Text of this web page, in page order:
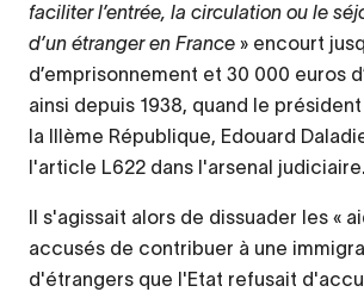
faciliter l’entrée, la circulation ou le
d’un étranger en France » encourt
d’emprisonnement et 30 000 euros
ainsi depuis 1938, quand le
la IIIème République, Edouard
l'article L622 dans l'arsenal judiciaire.
Il s'agissait alors de dissuader les «
accusés de contribuer à une
d'étrangers que l'Etat refusait